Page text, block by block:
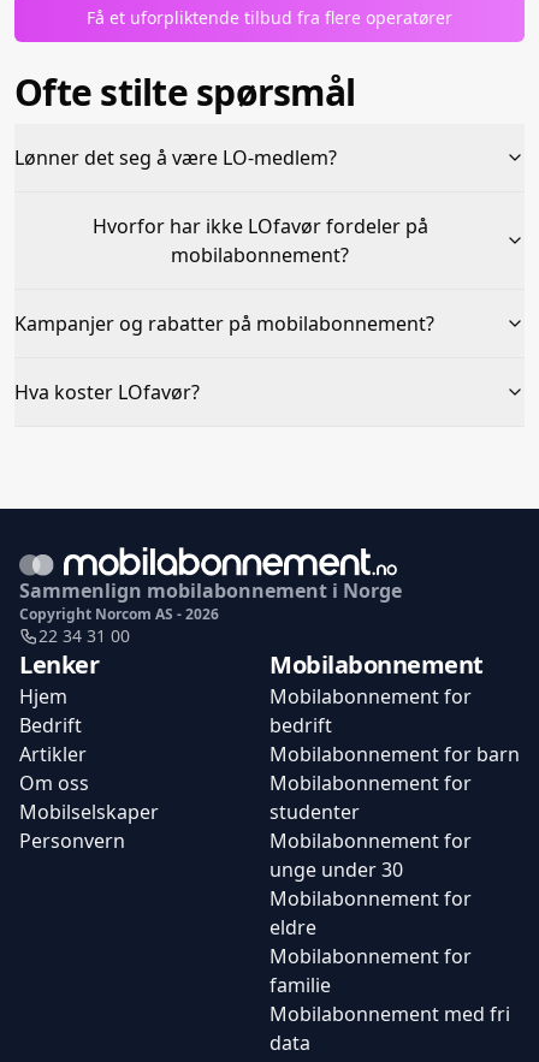
Få et uforpliktende tilbud fra flere operatører
Ofte stilte spørsmål
Lønner det seg å være LO-medlem?
Hvorfor har ikke LOfavør fordeler på
mobilabonnement?
Kampanjer og rabatter på mobilabonnement?
Hva koster LOfavør?
Sammenlign mobilabonnement i Norge
Copyright Norcom AS - 2026
22 34 31 00
Lenker
Hjem
Bedrift
Artikler
Om oss
Mobilselskaper
Personvern
Mobilabonnement
Mobilabonnement for
bedrift
Mobilabonnement for barn
Mobilabonnement for
studenter
Mobilabonnement for
unge under 30
Mobilabonnement for
eldre
Mobilabonnement for
familie
Mobilabonnement med fri
data